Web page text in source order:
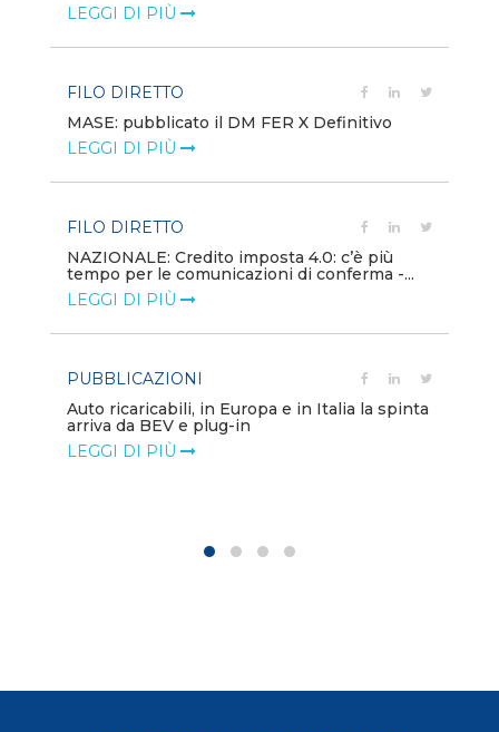
LEGGI DI PIÙ
FILO DIRETTO
MASE: pubblicato il DM FER X Definitivo
LEGGI DI PIÙ
FILO DIRETTO
NAZIONALE: Credito imposta 4.0: c’è più
tempo per le comunicazioni di conferma -...
LEGGI DI PIÙ
PUBBLICAZIONI
Auto ricaricabili, in Europa e in Italia la spinta
arriva da BEV e plug-in
LEGGI DI PIÙ